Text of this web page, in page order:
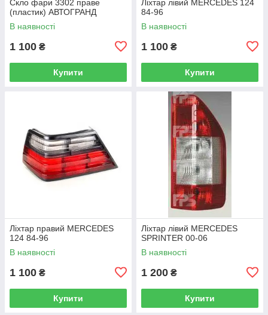
Скло фари 3302 праве
(пластик) АВТОГРАНД
В наявності
1 100 ₴
Купити
Ліхтар лівий MERCEDES 124
84-96
В наявності
1 100 ₴
Купити
Ліхтар правий MERCEDES
124 84-96
В наявності
1 100 ₴
Купити
Ліхтар лівий MERCEDES
SPRINTER 00-06
В наявності
1 200 ₴
Купити